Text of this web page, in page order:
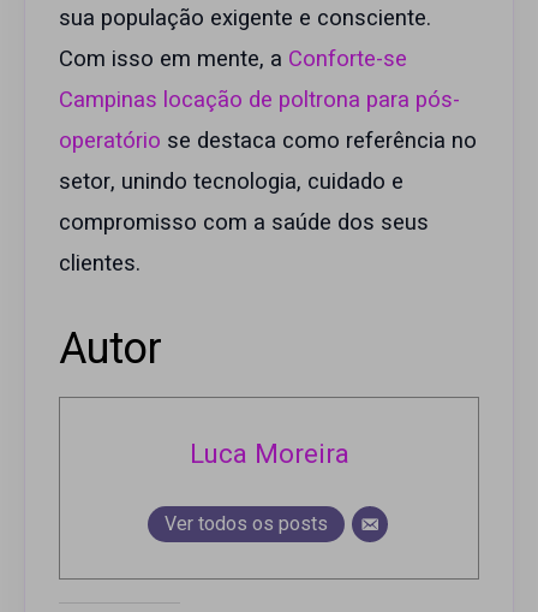
sua população exigente e consciente.
Com isso em mente, a Conforte-se
Campinas locação de poltrona para pós-
operatório se destaca como referência no
setor, unindo tecnologia, cuidado e
compromisso com a saúde dos seus
clientes.
Autor
Luca Moreira
Ver todos os posts